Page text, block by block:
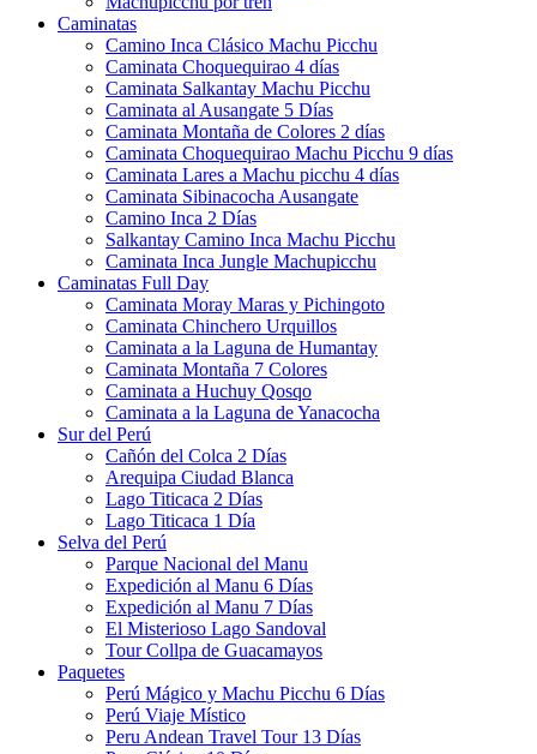
Caminatas
Camino Inca Clásico Machu Picchu
Caminata Choquequirao 4 días
Caminata Salkantay Machu Picchu
Caminata al Ausangate 5 Días
Caminata Montaña de Colores 2 días
Caminata Choquequirao Machu Picchu 9 días
Caminata Lares a Machu picchu 4 días
Caminata Sibinacocha Ausangate
Camino Inca 2 Días
Salkantay Camino Inca Machu Picchu
Caminata Inca Jungle Machupicchu
Caminatas Full Day
Caminata Moray Maras y Pichingoto
Caminata Chinchero Urquillos
Caminata a la Laguna de Humantay
Caminata Montaña 7 Colores
Caminata a Huchuy Qosqo
Caminata a la Laguna de Yanacocha
Sur del Perú
Cañón del Colca 2 Días
Arequipa Ciudad Blanca
Lago Titicaca 2 Días
Lago Titicaca 1 Día
Selva del Perú
Parque Nacional del Manu
Expedición al Manu 6 Días
Expedición al Manu 7 Días
El Misterioso Lago Sandoval
Tour Collpa de Guacamayos
Paquetes
Perú Mágico y Machu Picchu 6 Días
Perú Viaje Místico
Peru Andean Travel Tour 13 Días